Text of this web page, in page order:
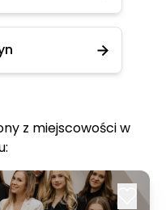
z miejscowości w